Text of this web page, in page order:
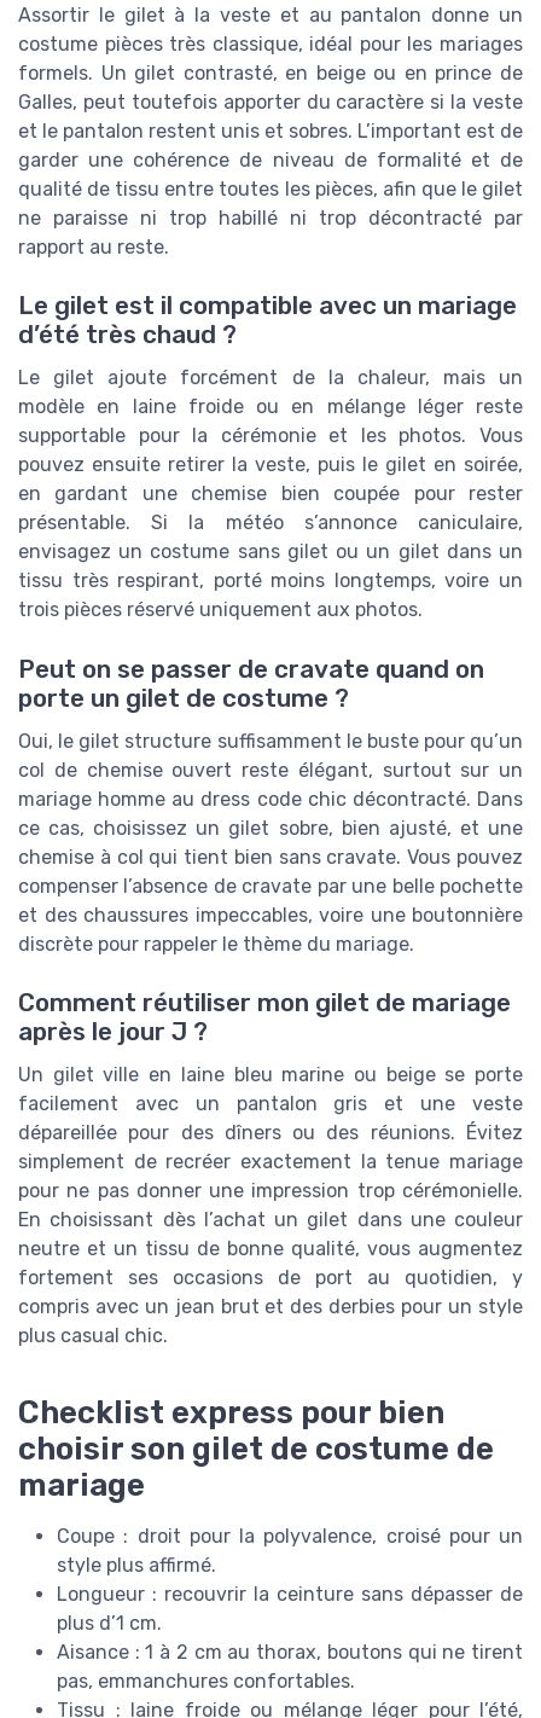
Assortir le gilet à la veste et au pantalon donne un
costume pièces très classique, idéal pour les mariages
formels. Un gilet contrasté, en beige ou en prince de
Galles, peut toutefois apporter du caractère si la veste
et le pantalon restent unis et sobres. L’important est de
garder une cohérence de niveau de formalité et de
qualité de tissu entre toutes les pièces, afin que le gilet
ne paraisse ni trop habillé ni trop décontracté par
rapport au reste.
Le gilet est il compatible avec un mariage
d’été très chaud ?
Le gilet ajoute forcément de la chaleur, mais un
modèle en laine froide ou en mélange léger reste
supportable pour la cérémonie et les photos. Vous
pouvez ensuite retirer la veste, puis le gilet en soirée,
en gardant une chemise bien coupée pour rester
présentable. Si la météo s’annonce caniculaire,
envisagez un costume sans gilet ou un gilet dans un
tissu très respirant, porté moins longtemps, voire un
trois pièces réservé uniquement aux photos.
Peut on se passer de cravate quand on
porte un gilet de costume ?
Oui, le gilet structure suffisamment le buste pour qu’un
col de chemise ouvert reste élégant, surtout sur un
mariage homme au dress code chic décontracté. Dans
ce cas, choisissez un gilet sobre, bien ajusté, et une
chemise à col qui tient bien sans cravate. Vous pouvez
compenser l’absence de cravate par une belle pochette
et des chaussures impeccables, voire une boutonnière
discrète pour rappeler le thème du mariage.
Comment réutiliser mon gilet de mariage
après le jour J ?
Un gilet ville en laine bleu marine ou beige se porte
facilement avec un pantalon gris et une veste
dépareillée pour des dîners ou des réunions. Évitez
simplement de recréer exactement la tenue mariage
pour ne pas donner une impression trop cérémonielle.
En choisissant dès l’achat un gilet dans une couleur
neutre et un tissu de bonne qualité, vous augmentez
fortement ses occasions de port au quotidien, y
compris avec un jean brut et des derbies pour un style
plus casual chic.
Checklist express pour bien
choisir son gilet de costume de
mariage
Coupe : droit pour la polyvalence, croisé pour un
style plus affirmé.
Longueur : recouvrir la ceinture sans dépasser de
plus d’1 cm.
Aisance : 1 à 2 cm au thorax, boutons qui ne tirent
pas, emmanchures confortables.
Tissu : laine froide ou mélange léger pour l’été,